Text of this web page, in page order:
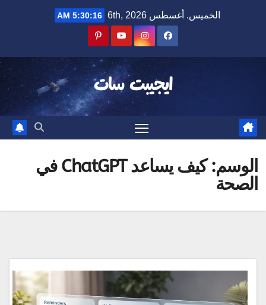
الخميس. أغسطس 6th, 2026 5:30:16 AM
ايجيبت سات
الوسم:
كيف يساعد ChatGPT في
الصحة